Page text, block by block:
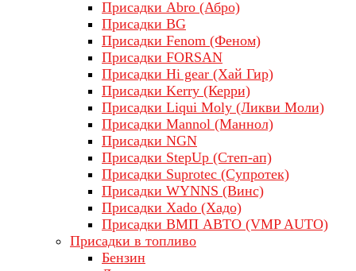
Присадки Abro (Абро)
Присадки BG
Присадки Fenom (Феном)
Присадки FORSAN
Присадки Hi gear (Хай Гир)
Присадки Kerry (Керри)
Присадки Liqui Moly (Ликви Моли)
Присадки Mannol (Маннол)
Присадки NGN
Присадки StepUp (Степ-ап)
Присадки Suprotec (Супротек)
Присадки WYNNS (Винс)
Присадки Xado (Хадо)
Присадки ВМП АВТО (VMP AUTO)
Присадки в топливо
Бензин